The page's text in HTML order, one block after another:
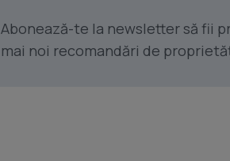
Abonează-te la newsletter să fii
mai noi recomandări de